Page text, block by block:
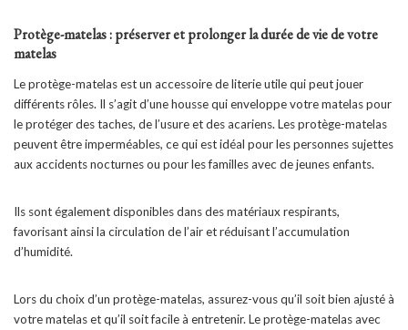
Protège-matelas : préserver et prolonger la durée de vie de votre
matelas
Le protège-matelas est un accessoire de literie utile qui peut jouer
différents rôles. Il s’agit d’une housse qui enveloppe votre matelas pour
le protéger des taches, de l’usure et des acariens. Les protège-matelas
peuvent être imperméables, ce qui est idéal pour les personnes sujettes
aux accidents nocturnes ou pour les familles avec de jeunes enfants.
Ils sont également disponibles dans des matériaux respirants,
favorisant ainsi la circulation de l’air et réduisant l’accumulation
d’humidité.
Lors du choix d’un protège-matelas, assurez-vous qu’il soit bien ajusté à
votre matelas et qu’il soit facile à entretenir. Le protège-matelas avec